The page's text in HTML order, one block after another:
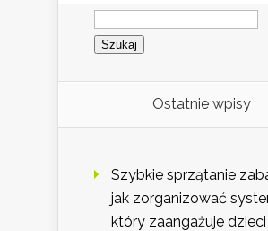
Szukaj:
Ostatnie wpisy
Szybkie sprzątanie
jak zorganizować
który zaangażuje dzieci